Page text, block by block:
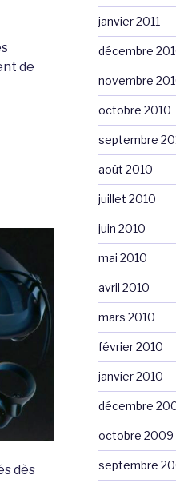
de
dès
janvier 2011
décembre
novembre
octobre 2010
septembre
août 2010
juillet 2010
juin 2010
mai 2010
avril 2010
mars 2010
février 2010
janvier 2010
décembre
octobre 2009
septembre